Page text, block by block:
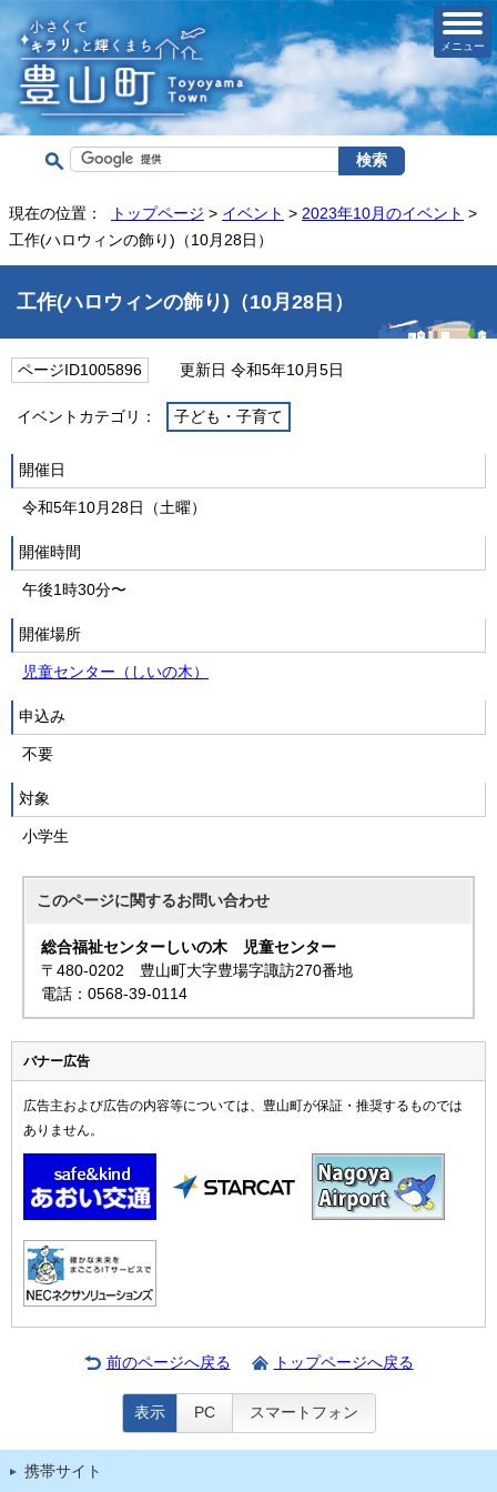
メニュー
現在の位置： トップページ > イベント > 2023年10月のイベント >
工作(ハロウィンの飾り)（10月28日）
工作(ハロウィンの飾り)（10月28日）
ページID1005896 更新日 令和5年10月5日
イベントカテゴリ： 子ども・子育て
開催日
令和5年10月28日（土曜）
開催時間
午後1時30分〜
開催場所
児童センター（しいの木）
申込み
不要
対象
小学生
このページに関するお問い合わせ
総合福祉センターしいの木 児童センター
〒480-0202 豊山町大字豊場字諏訪270番地
電話：0568-39-0114
バナー広告
広告主および広告の内容等については、豊山町が保証・推奨するものでは
ありません。
前のページへ戻る トップページへ戻る
表示 PC スマートフォン
携帯サイト